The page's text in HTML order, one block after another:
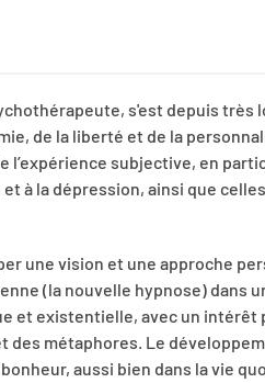
s'est depuis très
de la liberté et de la
l’expérience subjective, en
à la dépression, ainsi que
une vision et une approche
(la nouvelle hypnose) dans
et existentielle, avec un
métaphores. Le
aussi bien dans la vie